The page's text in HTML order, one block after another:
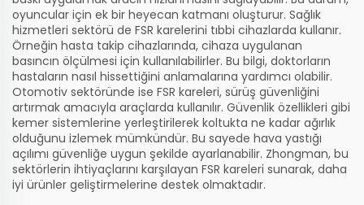
oyuncular için ek bir heyecan katmanı oluşturur. Sağlık
hizmetleri sektörü de FSR karelerini tıbbi cihazlarda kullanır.
Örneğin hasta takip cihazlarında, cihaza uygulanan
basıncın ölçülmesi için kullanılabilirler. Bu bilgi, doktorların
hastaların nasıl hissettiğini anlamalarına yardımcı olabilir.
Otomotiv sektöründe ise FSR kareleri, sürüş güvenliğini
artırmak amacıyla araçlarda kullanılır. Güvenlik özellikleri gibi
kemer sistemlerine yerleştirilerek koltukta ne kadar ağırlık
olduğunu izlemek mümkündür. Bu sayede hava yastığı
açılımı güvenliğe uygun şekilde ayarlanabilir. Zhongman, bu
sektörlerin ihtiyaçlarını karşılayan FSR kareleri sunarak, daha
iyi ürünler geliştirmelerine destek olmaktadır.